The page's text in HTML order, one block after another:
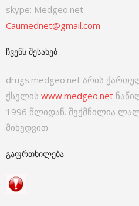
skype: Medgeo.net
Caumednet@gmail.com
ᲩᲕᲔᲜᲡ ᲨᲔᲡᲐᲮᲔᲑ
drugs.medgeo.net არის
ქსელის www.medgeo.net
1996 წლიდან. შექმნილია
მიხედვით.
ᲒᲐᲤᲠᲗᲮᲘᲚᲔᲑᲐ